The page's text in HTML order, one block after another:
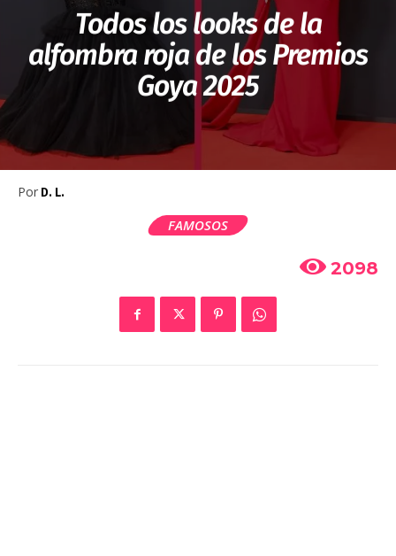
Todos los looks de la
alfombra roja de los Premios
Goya 2025
Por D. L.
FAMOSOS
2098